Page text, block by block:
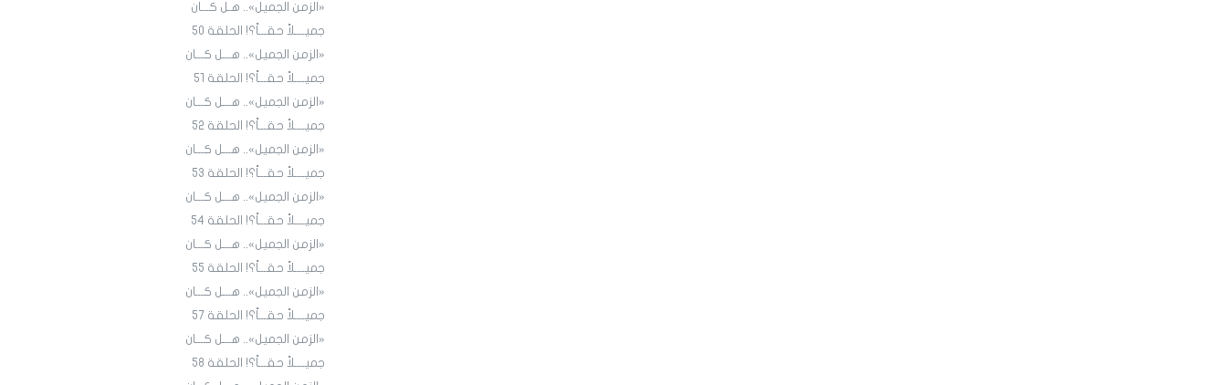
«الزمن الجميل».. هـل كـــان
جميــــلاً حقـــاً؟! الحلقة ٥٠
«الزمن الجميل».. هـــل كـــان
جميــــلاً حقـــاً؟! الحلقة ٥١
«الزمن الجميل».. هـــل كـــان
جميــــلاً حقـــاً؟! الحلقة 52
«الزمن الجميل».. هـــل كـــان
جميــــلاً حقـــاً؟! الحلقة 53
«الزمن الجميل».. هـــل كـــان
جميــــلاً حقـــاً؟! الحلقة 54
«الزمن الجميل».. هـــل كـــان
جميــــلاً حقـــاً؟! الحلقة 55
«الزمن الجميل».. هـــل كـــان
جميــــلاً حقـــاً؟! الحلقة 57
«الزمن الجميل».. هـــل كـــان
جميــــلاً حقـــاً؟! الحلقة 58